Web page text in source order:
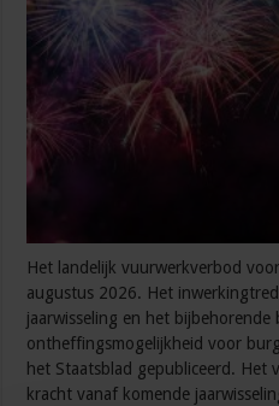
Het landelijk vuurwerkverbod
augustus 2026. Het
jaarwisseling en het bijbehorende
ontheffingsmogelijkheid voor
het Staatsblad gepubliceerd. Het
kracht vanaf komende